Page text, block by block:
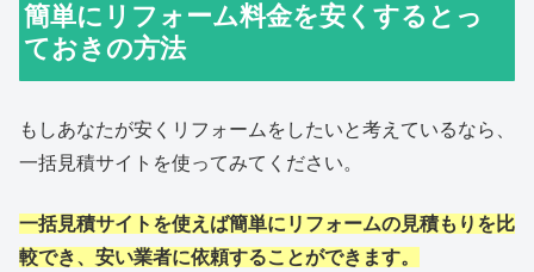
簡単にリフォーム料金を安くするとっ
ておきの方法
もしあなたが安くリフォームをしたいと考えているなら、
一括見積サイトを使ってみてください。
一括見積サイトを使えば簡単にリフォームの見積もりを比
較でき、安い業者に依頼することができます。